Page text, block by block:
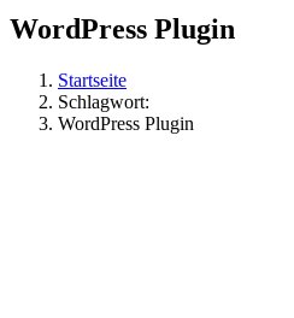
WordPress Plugin
Startseite
Schlagwort:
WordPress Plugin